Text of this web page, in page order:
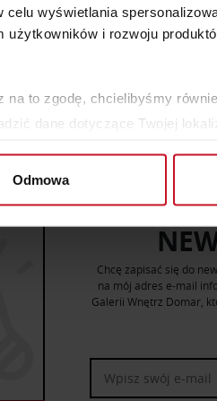
celu wyświetlania
użytkowników i rozwoju
na to zgodę, chcielibyśmy
dane dotyczące Twojej
odnośnie tego, jak Twoje
pliki cookie do
witrynie. Informacje o tym, jak
i analitycznym. Partnerzy mogą
Odmowa
ZAPYTAJ O CENĘ W
Chcę zapisać się do
na mój adres e-mail
Galerii Wnętrz Domar,